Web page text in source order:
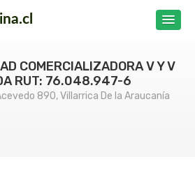
COMERCIALIZADORA V Y V
RUT: 76.048.947-6
890, Villarrica De la Araucanía